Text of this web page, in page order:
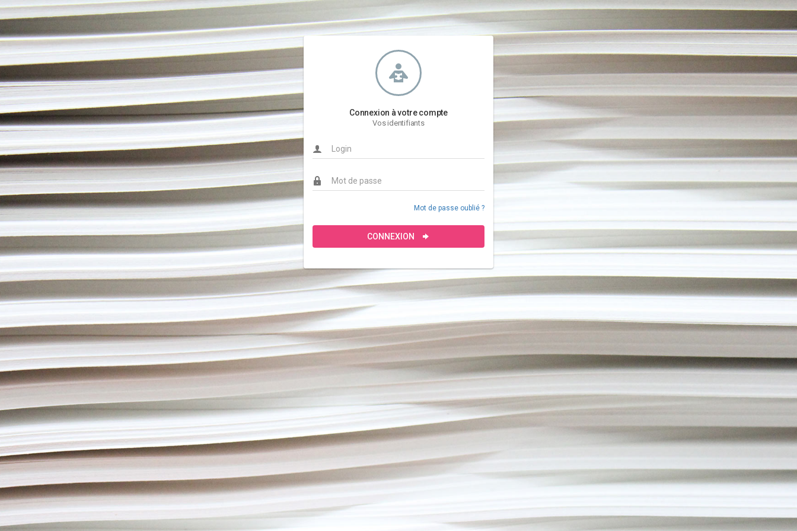
Connexion à votre compte
Vos identifiants
Mot de passe oublié ?
CONNEXION